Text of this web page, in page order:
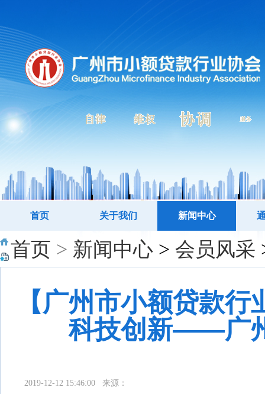
首页 关于我们 新闻中心
首页 > 新闻中心 > 会员风采
【广州市小额贷款
科技创新——广
2019-12-12 15:46:00 来源：